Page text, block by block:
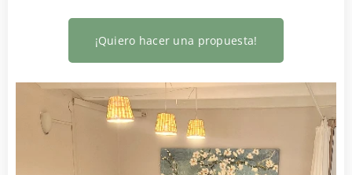
¡Quiero hacer una propuesta!